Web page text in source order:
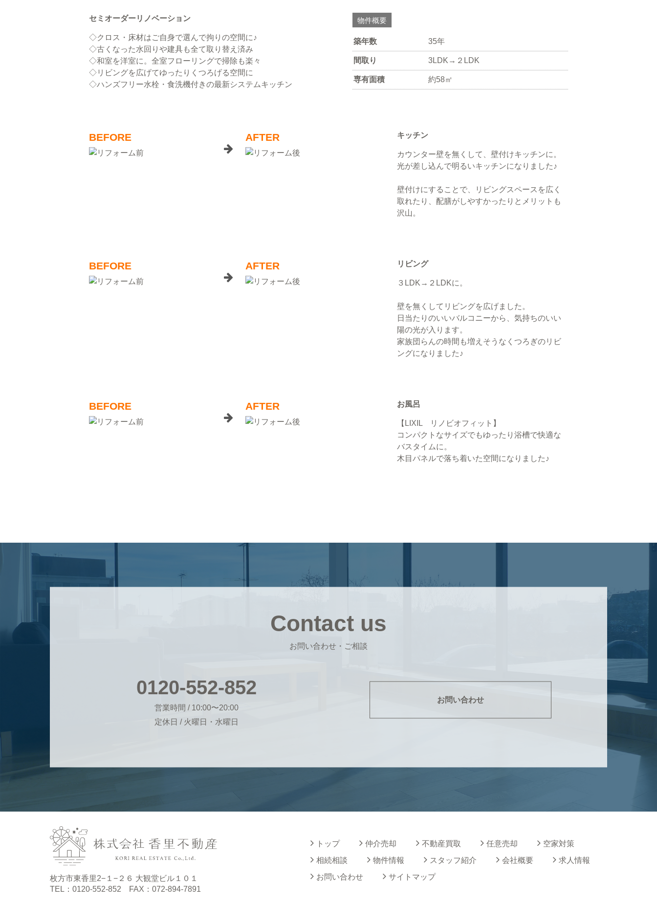
セミオーダーリノベーション
◇クロス・床材はご自身で選んで拘りの空間に♪
◇古くなった水回りや建具も全て取り替え済み
◇和室を洋室に。全室フローリングで掃除も楽々
◇リビングを広げてゆったりくつろげる空間に
◇ハンズフリー水栓・食洗機付きの最新システムキッチン
物件概要
築年数 35年
間取り 3LDK→２LDK
専有面積 約58㎡
BEFORE AFTER キッチン
カウンター壁を無くして、壁付けキッチンに。
光が差し込んで明るいキッチンになりました♪
壁付けにすることで、リビングスペースを広く
取れたり、配膳がしやすかったりとメリットも
沢山。
BEFORE AFTER リビング
３LDK→２LDKに。
壁を無くしてリビングを広げました。
日当たりのいいバルコニーから、気持ちのいい
陽の光が入ります。
家族団らんの時間も増えそうなくつろぎのリビ
ングになりました♪
BEFORE AFTER お風呂
【LIXIL リノビオフィット】
コンパクトなサイズでもゆったり浴槽で快適な
バスタイムに。
木目パネルで落ち着いた空間になりました♪
Contact us
お問い合わせ・ご相談
0120-552-852
営業時間 / 10:00〜20:00
定休日 / 火曜日・水曜日
お問い合わせ
枚方市東香里2−１−２６ 大観堂ビル１０１
TEL：0120-552-852 FAX：072-894-7891
トップ 仲介売却 不動産買取 任意売却
空家対策
相続相談
物件情報 スタッフ紹介 会社概要
求人情報
お問い合わせ
サイトマップ